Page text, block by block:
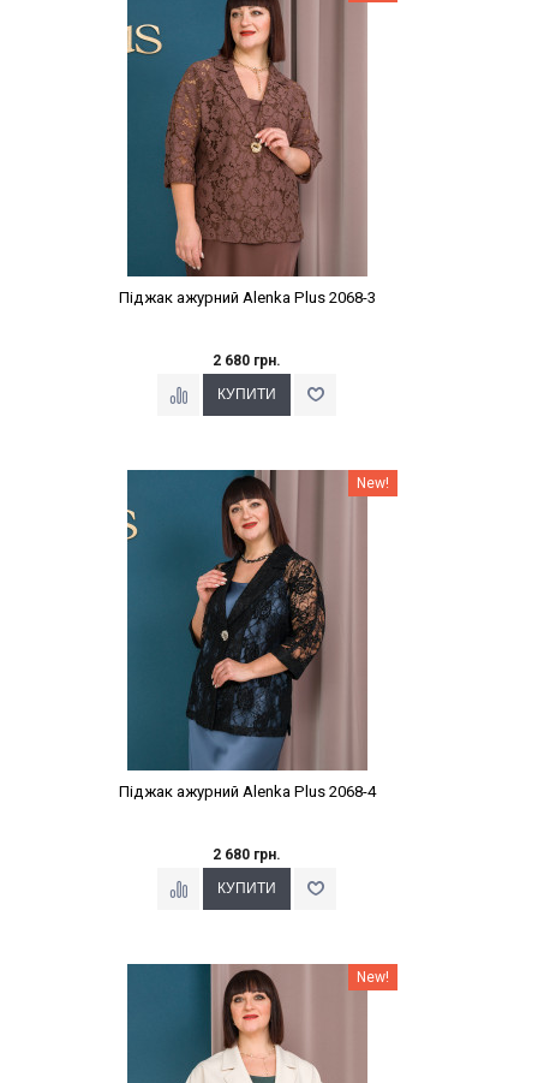
Піджак ажурний Alenka Plus 2068-3
2 680 грн.
Наклейки Варіант з % New!
Піджак ажурний Alenka Plus 2068-4
2 680 грн.
Наклейки Варіант з % New!